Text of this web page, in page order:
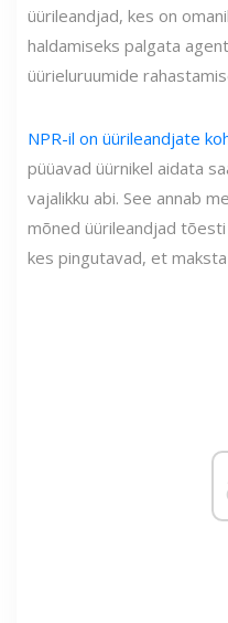
üürileandjad, kes on
haldamiseks palgata
üürieluruumide
NPR-il on üürileandjate
püüavad üürnikel aidata
vajalikku abi. See annab
mõned üürileandjad
kes pingutavad, et